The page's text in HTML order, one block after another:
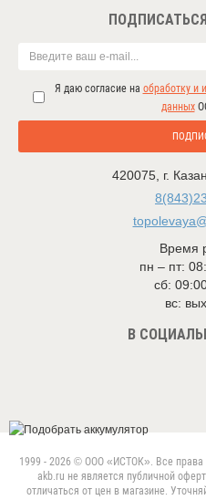
Я даю согласие на обработку и
данных
420075 г.
Время
пн – пт:
сб:
вс:
В
1999 - 2026 © ООО «ИСТОК». Все
akb.ru не является публичной
отличаться от цен в магазине.